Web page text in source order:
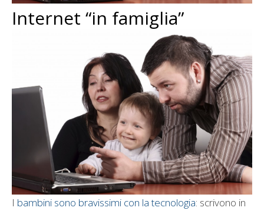
Internet “in famiglia”
I bambini sono bravissimi con la tecnologia: scrivono in